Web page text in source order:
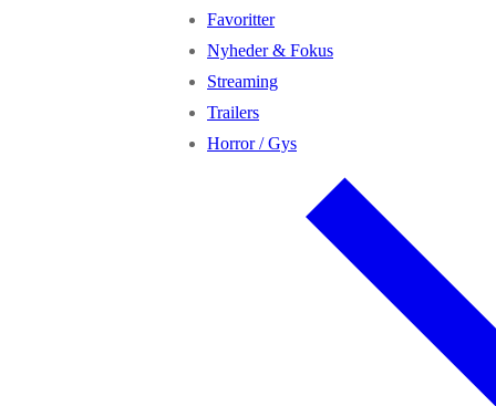
Favoritter
Nyheder & Fokus
Streaming
Trailers
Horror / Gys